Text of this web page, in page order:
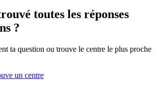
toutes les réponses
?
ta question ou trouve le centre le plus proche
un centre